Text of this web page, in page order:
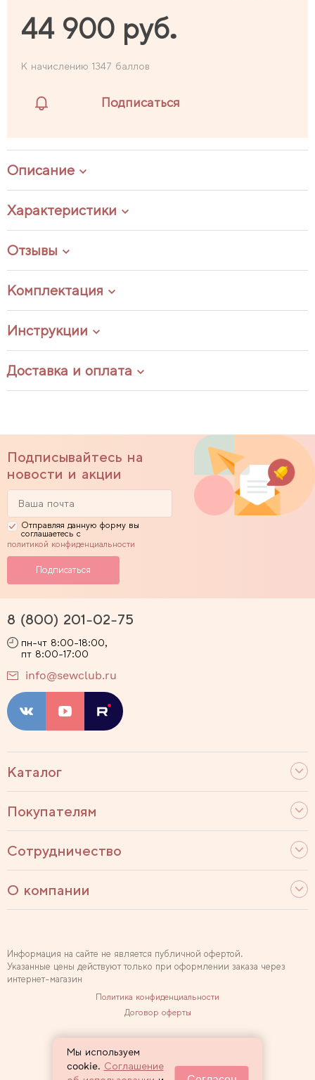
44 900 руб.
К начислению 1347 баллов
Подписаться
Описание
Характеристики
Отзывы
Комплектация
Инструкции
Доставка и оплата
Подписывайтесь на
новости и акции
Отправляя данную форму вы
соглашаетесь с
политикой конфиденциальности
Каталог
Покупателям
Сотрудничество
О компании
8 (800) 201-02-75
пн-чт 8:00-18:00,
пт 8:00-17:00
info@sewclub.ru
Информация на сайте не является публичной офертой.
Указанные цены действуют только при оформлении заказа через
интернет-магазин
Политика конфиденциальности
Договор оферты
Мы используем
cookie. Соглашение